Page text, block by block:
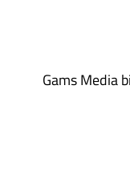
Gams Media